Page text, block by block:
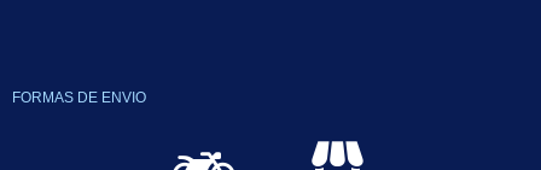
FORMAS DE ENVIO